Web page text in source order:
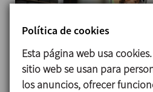
Política de cookies
Esta página web usa
sitio web se usan para
los anuncios, ofrecer